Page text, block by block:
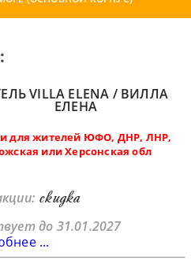
VILLA ELENA / ВИЛЛА
ЕЛЕНА
для жителей ЮФО, ДНР, ЛНР,
или Херсонская обл
скидка
до 31.01.2027
...